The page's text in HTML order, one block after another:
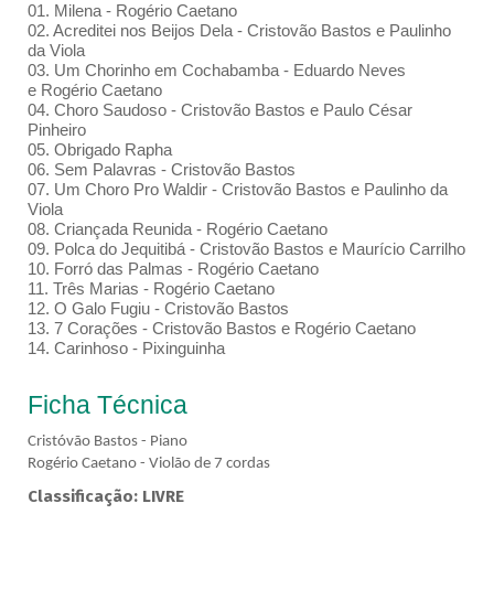
01. Milena - Rogério Caetano
02. Acreditei nos Beijos Dela - Cristovão Bastos e Paulinho
da Viola
03. Um Chorinho em Cochabamba - Eduardo Neves
e Rogério Caetano
04. Choro Saudoso - Cristovão Bastos e Paulo César
Pinheiro
05. Obrigado Rapha
06. Sem Palavras - Cristovão Bastos
07. Um Choro Pro Waldir - Cristovão Bastos e Paulinho da
Viola
08. Criançada Reunida - Rogério Caetano
09. Polca do Jequitibá - Cristovão Bastos e Maurício Carrilho
10. Forró das Palmas - Rogério Caetano
11. Três Marias - Rogério Caetano
12. O Galo Fugiu - Cristovão Bastos
13. 7 Corações - Cristovão Bastos e Rogério Caetano
14. Carinhoso - Pixinguinha
Ficha Técnica
Cristóvão Bastos - Piano
Rogério Caetano - Violão de 7 cordas
Classificação: LIVRE